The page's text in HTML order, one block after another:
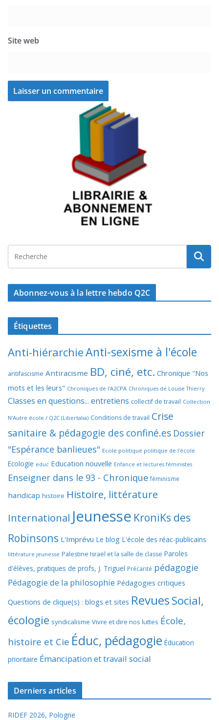
Site web
Abonnez-vous à la lettre hebdo Q2C
Étiquettes
Anti-hiérarchieAnti-sexisme à l'école
antifascisme Antiracisme BD, ciné, etc. Chronique "Nos
mots et les leurs" Chroniques de l'A2CPA Chroniques de Louise Thierry
Classes en questions... entretiens collectif de travail Collection
N'Autre école / Q2C (Libertalia) Conditions de travail Crise
sanitaire & pédagogie des confiné.es Dossier
"Espérance banlieues" Ecole politique politique de l'école
Ecologie educ Education nouvelle Enfance et lectures féministes
Enseigner dans le 93 - Chronique féminisme
handicap histoire Histoire, littérature
International Jeunesse KroniKs des
Robinsons L'Imprévu Le blog L'école des réac-publicains
littérature jeunesse Palestine Israël et la salle de classe Paroles
d'élèves, pratiques de profs, J. Triguel Précarité pédagogie
Pédagogie de la philosophie Pédagogies critiques
Questions de clique(s) : blogs et sites RevuesSocial,
écologie syndicalisme Vivre et dire nos luttes École,
histoire et Cie Éduc, pédagogie Éducation
prioritaire Émancipation et travail social
Derniers articles
RIDEF 2026, Pologne